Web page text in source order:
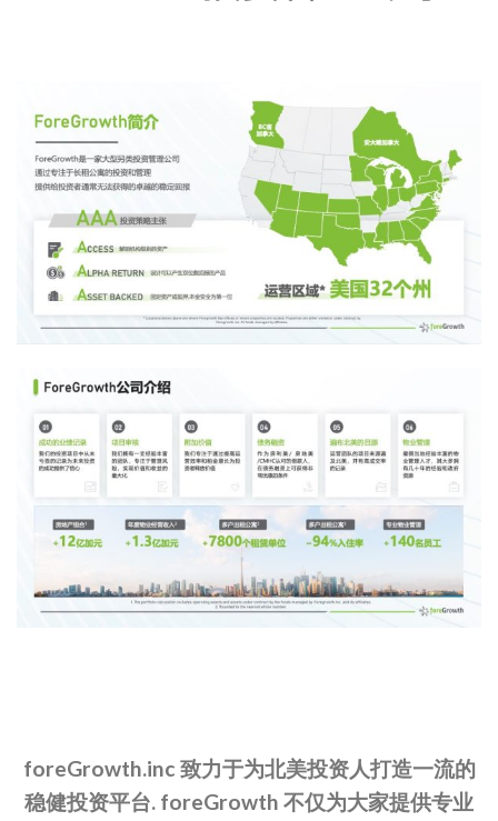
foreGrowth.inc 致力于为北美投资人打造一流的
稳健投资平台. foreGrowth 不仅为大家提供专业